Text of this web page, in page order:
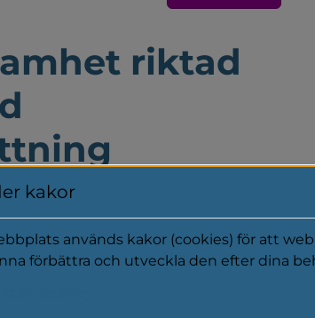
riktad
som bedriver lokal
följer i
som gäller för bidrag till
verksamhet.
kakor
används kakor (cookies) för att
förbättra och utveckla den efter dina